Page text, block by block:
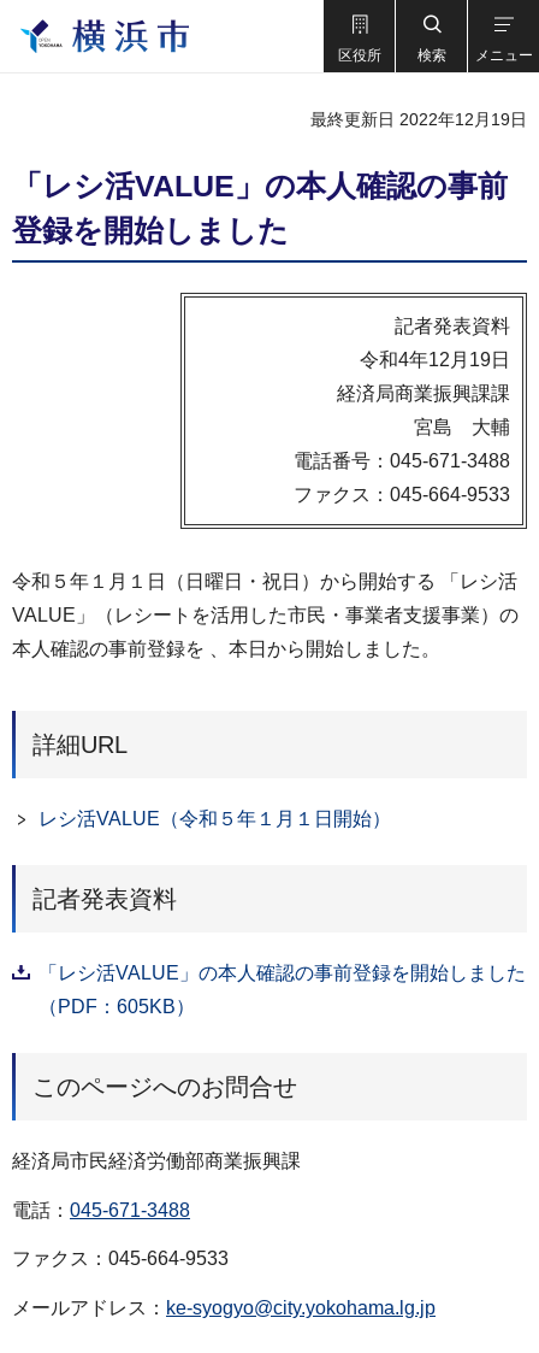
区役所 検索 メニュー
最終更新日 2022年12月19日
「レシ活VALUE」の本人確認の事前
登録を開始しました
記者発表資料
令和4年12月19日
経済局商業振興課課
宮島 大輔
電話番号：045-671-3488
ファクス：045-664-9533
令和５年１月１日（日曜日・祝日）から開始する 「レシ活
VALUE」（レシートを活用した市民・事業者支援事業）の
本人確認の事前登録を 、本日から開始しました。
詳細URL
レシ活VALUE（令和５年１月１日開始）
記者発表資料
「レシ活VALUE」の本人確認の事前登録を開始しました
（PDF：605KB）
このページへのお問合せ
経済局市民経済労働部商業振興課
電話： 045-671-3488
ファクス：045-664-9533
メールアドレス： ke-syogyo@city.yokohama.lg.jp